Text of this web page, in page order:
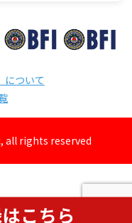
について
all rights reserved